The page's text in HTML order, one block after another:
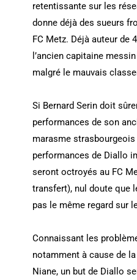
retentissante sur les
donne déjà des sueurs
FC Metz. Déjà auteur de
l’ancien capitaine
malgré le mauvais
Si Bernard Serin doit
performances de son
marasme strasbourgeois
performances de Diallo
seront octroyés au FC
transfert), nul doute que
pas le même regard sur
Connaissant les
notamment à cause de
Niane, un but de Diallo